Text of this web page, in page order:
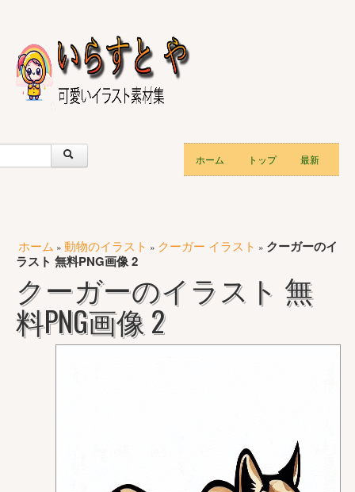
ホーム トップ 最新
ホーム » 動物のイラスト » クーガー イラスト » クーガーのイ
ラスト 無料PNG画像 2
クーガーのイラスト 無
料PNG画像 2